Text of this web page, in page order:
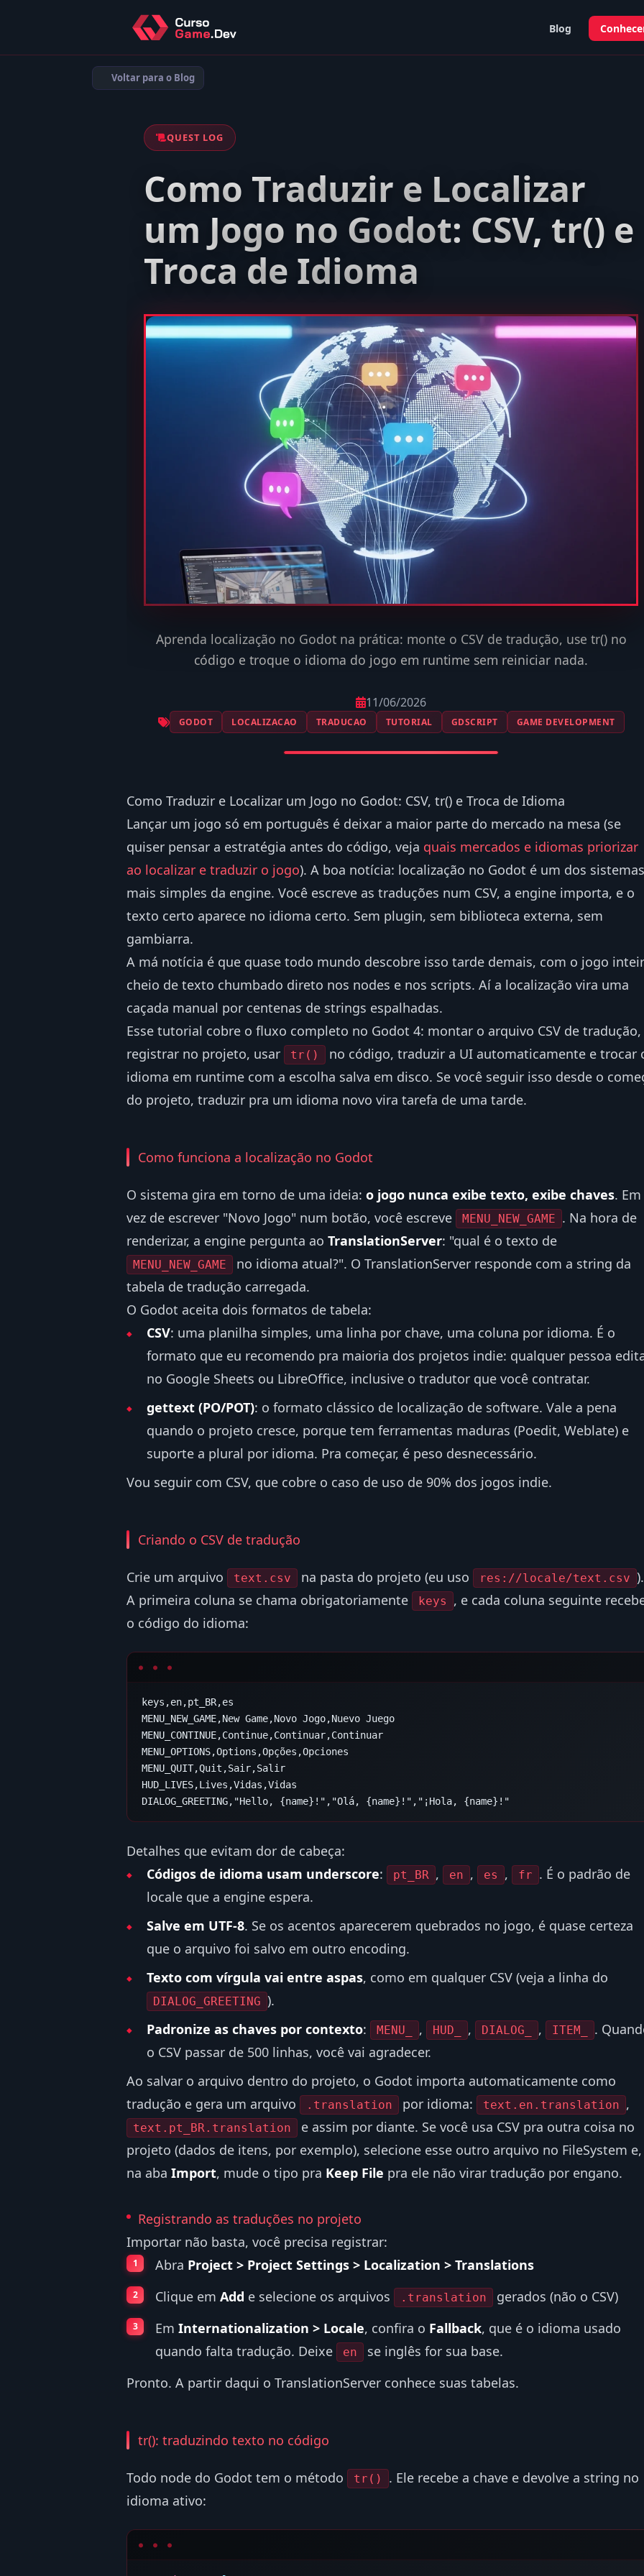
Blog
Voltar para o Blog
QUEST LOG
Como Traduzir e Localizar
um Jogo no Godot: CSV, tr() e
Troca de Idioma
Aprenda localização no Godot na prática: monte o CSV de tradução, use tr() no
código e troque o idioma do jogo em runtime sem reiniciar nada.
11/06/2026
GODOT LOCALIZACAO TRADUCAO TUTORIAL GDSCRIPT GAME DEVELOPMENT
Como Traduzir e Localizar um Jogo no Godot: CSV, tr() e Troca de Idioma
Lançar um jogo só em português é deixar a maior parte do mercado na mesa (se
quiser pensar a estratégia antes do código, veja quais mercados e idiomas priorizar
ao localizar e traduzir o jogo). A boa notícia: localização no Godot é um dos sistemas
mais simples da engine. Você escreve as traduções num CSV, a engine importa, e o
texto certo aparece no idioma certo. Sem plugin, sem biblioteca externa, sem
gambiarra.
A má notícia é que quase todo mundo descobre isso tarde demais, com o jogo
cheio de texto chumbado direto nos nodes e nos scripts. Aí a localização vira uma
caçada manual por centenas de strings espalhadas.
Esse tutorial cobre o fluxo completo no Godot 4: montar o arquivo CSV de tradução,
registrar no projeto, usar
tr()
no código, traduzir a UI automaticamente e trocar
idioma em runtime com a escolha salva em disco. Se você seguir isso desde o
do projeto, traduzir pra um idioma novo vira tarefa de uma tarde.
Como funciona a localização no Godot
O sistema gira em torno de uma ideia: o jogo nunca exibe texto, exibe chaves. Em
vez de escrever "Novo Jogo" num botão, você escreve
MENU_NEW_GAME . Na hora de
renderizar, a engine pergunta ao TranslationServer: "qual é o texto de
MENU_NEW_GAME
no idioma atual?". O TranslationServer responde com a string da
tabela de tradução carregada.
O Godot aceita dois formatos de tabela:
CSV: uma planilha simples, uma linha por chave, uma coluna por idioma. É o
formato que eu recomendo pra maioria dos projetos indie: qualquer pessoa
no Google Sheets ou LibreOffice, inclusive o tradutor que você contratar.
gettext (PO/POT): o formato clássico de localização de software. Vale a pena
quando o projeto cresce, porque tem ferramentas maduras (Poedit, Weblate) e
suporte a plural por idioma. Pra começar, é peso desnecessário.
Vou seguir com CSV, que cobre o caso de uso de 90% dos jogos indie.
Criando o CSV de tradução
Crie um arquivo text.csv na pasta do projeto (eu uso res://locale/text.csv ).
A primeira coluna se chama obrigatoriamente
keys
, e cada coluna seguinte
o código do idioma:
Detalhes que evitam dor de cabeça:
Códigos de idioma usam underscore: pt_BR , en , es , fr . É o padrão de
locale que a engine espera.
Salve em UTF-8. Se os acentos aparecerem quebrados no jogo, é quase certeza
que o arquivo foi salvo em outro encoding.
Texto com vírgula vai entre aspas, como em qualquer CSV (veja a linha do
DIALOG_GREETING ).
Padronize as chaves por contexto: MENU_ , HUD_ , DIALOG_ , ITEM_
.
o CSV passar de 500 linhas, você vai agradecer.
Ao salvar o arquivo dentro do projeto, o Godot importa automaticamente como
tradução e gera um arquivo
.translation por idioma: text.en.translation ,
text.pt_BR.translation
e assim por diante. Se você usa CSV pra outra coisa no
projeto (dados de itens, por exemplo), selecione esse outro arquivo no FileSystem e,
na aba Import, mude o tipo pra Keep File pra ele não virar tradução por engano.
Registrando as traduções no projeto
Importar não basta, você precisa registrar:
Abra Project > Project Settings > Localization > Translations
Clique em Add e selecione os arquivos .translation
gerados (não o CSV)
Em Internationalization > Locale, confira o Fallback, que é o idioma usado
quando falta tradução. Deixe
en
se inglês for sua base.
Pronto. A partir daqui o TranslationServer conhece suas tabelas.
tr(): traduzindo texto no código
Todo node do Godot tem o método tr()
. Ele recebe a chave e devolve a string no
idioma ativo: